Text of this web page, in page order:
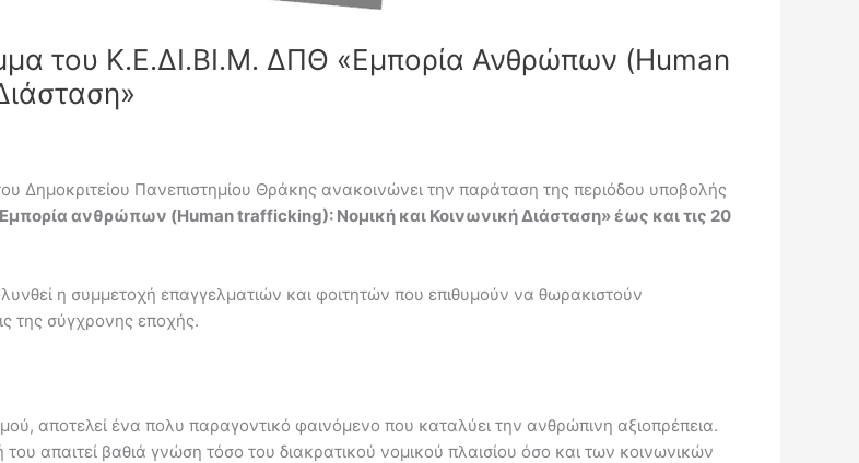
του Κ.Ε.ΔΙ.ΒΙ.Μ. ΔΠΘ «Εμπορία Ανθρώπων (Human
Δημοκριτείου Πανεπιστημίου Θράκης ανακοινώνει την παράταση της περιόδου υποβολής
ανθρώπων (Human trafficking): Νομική και Κοινωνική Διάσταση» έως και τις 20
η συμμετοχή επαγγελματιών και φοιτητών που επιθυμούν να θωρακιστούν
της σύγχρονης εποχής.
αποτελεί ένα πολυ παραγοντικό φαινόμενο που καταλύει την ανθρώπινη αξιοπρέπεια.
απαιτεί βαθιά γνώση τόσο του διακρατικού νομικού πλαισίου όσο και των κοινωνικών